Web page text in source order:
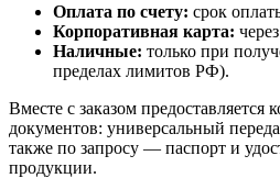
Оплата по счету: срок
Корпоративная карта:
Наличные: только при
пределах лимитов РФ).
Вместе с заказом
документов: универсальный
также по запросу — паспорт и
продукции.